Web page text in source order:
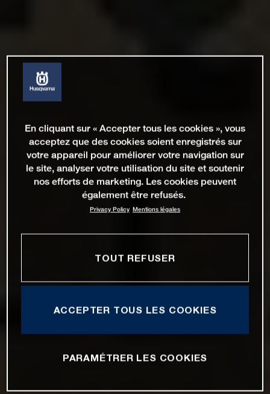
En cliquant sur « Accepter tous les cookies », vous
acceptez que des cookies soient enregistrés sur
votre appareil pour améliorer votre navigation sur
le site, analyser votre utilisation du site et soutenir
nos efforts de marketing. Les cookies peuvent
également être refusés.
Privacy Policy Mentions légales
TOUT REFUSER
ACCEPTER TOUS LES COOKIES
PARAMÉTRER LES COOKIES